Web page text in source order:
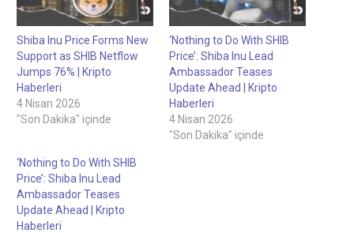
Shiba Inu Price Forms New
Support as SHIB Netflow
Jumps 76% | Kripto
Haberleri
4 Nisan 2026
"Son Dakika" içinde
‘Nothing to Do With SHIB
Price’: Shiba Inu Lead
Ambassador Teases
Update Ahead | Kripto
Haberleri
4 Nisan 2026
"Son Dakika" içinde
‘Nothing to Do With SHIB
Price’: Shiba Inu Lead
Ambassador Teases
Update Ahead | Kripto
Haberleri